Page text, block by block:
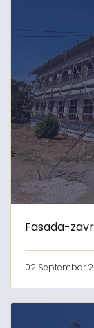
Fasada-
02 Septembar